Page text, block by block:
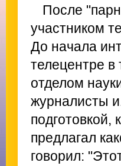
После
участником
До начала
телецентре
отделом
журналисты
предлагал
говорил: